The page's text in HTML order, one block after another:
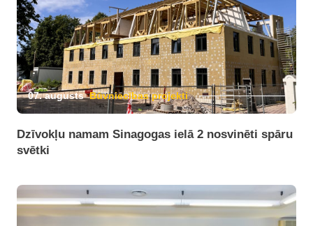
07. augusts Būvniecības projekti
Dzīvokļu namam Sinagogas ielā 2 nosvinēti spāru
svētki